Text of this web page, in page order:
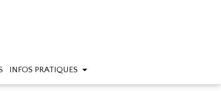
INFOS PRATIQUES